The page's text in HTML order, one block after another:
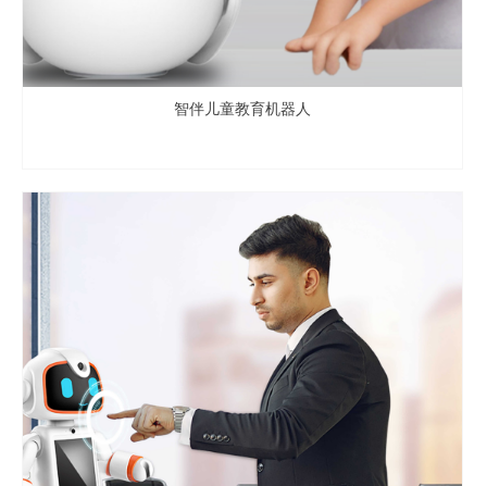
智伴儿童教育机器人